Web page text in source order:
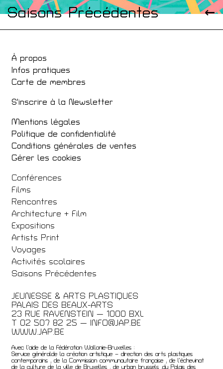
Saisons Précédentes
À propos
Infos pratiques
Carte de membres
S'inscrire à la Newsletter
Mentions légales
Politique de confidentialité
Conditions générales de ventes
Gérer les cookies
Conférences
Films
Rencontres
Architecture + Film
Expositions
Artists Print
Voyages
Activités scolaires
Saisons Précédentes
JEUNESSE & ARTS PLASTIQUES
PALAIS DES BEAUX-ARTS
23 RUE RAVENSTEIN — 1000 BXL
T 02 507 82 25 —
INFO@JAP.BE
WWW.JAP.BE
Avec l’aide de la Fédération Wallonie-Bruxelles :
Service généralde la création artistique – direction des arts plastiques
contemporains ; de la Commission communautaire française ; de l’échevinat
de la culture de la ville de Bruxelles ; de urban brussels ;du Palais des